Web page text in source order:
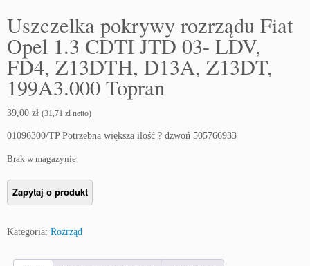
Uszczelka pokrywy rozrządu Fiat
Opel 1.3 CDTI JTD 03- LDV,
FD4, Z13DTH, D13A, Z13DT,
199A3.000 Topran
39,00 zł (31,71 zł netto)
01096300/TP Potrzebna większa ilość ? dzwoń 505766933
Brak w magazynie
Kategoria: Rozrząd